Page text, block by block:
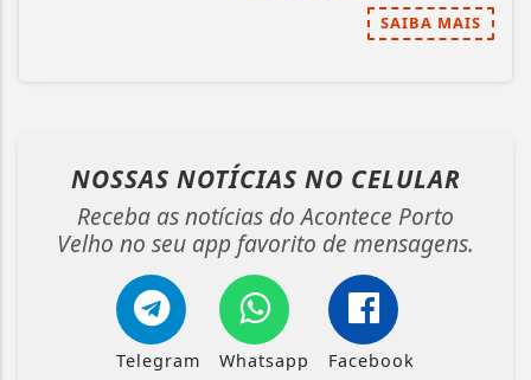
SAIBA MAIS
NOSSAS NOTÍCIAS NO CELULAR
Receba as notícias do Acontece Porto
Velho no seu app favorito de mensagens.
Telegram Whatsapp Facebook